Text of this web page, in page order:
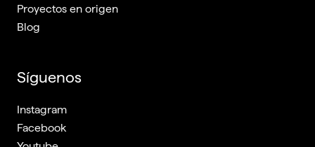
Proyectos en origen
Blog
Síguenos
Instagram
Facebook